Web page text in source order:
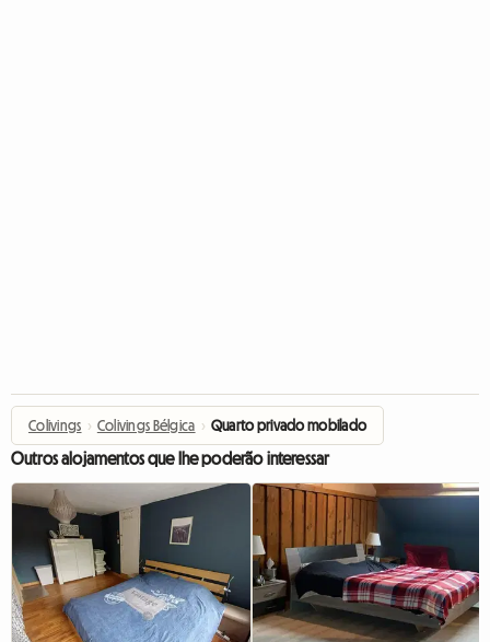
Colivings › Colivings Bélgica › Quarto privado mobilado
Outros alojamentos que lhe poderão interessar